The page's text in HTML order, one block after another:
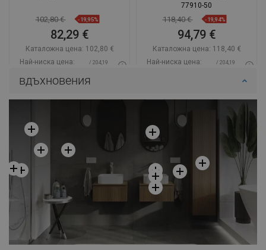
102,80 € -19,95%
82,29 €
Каталожна цена: 102,80 €
Най-ниска цена:
/ 204,19
Наличност:В наличност
Любима
Сравнете
77910-50
118,40 € -19,94%
94,79 €
Каталожна цена: 118,40 €
Най-ниска цена:
/ 204,19
Сравнете
вдъхновения